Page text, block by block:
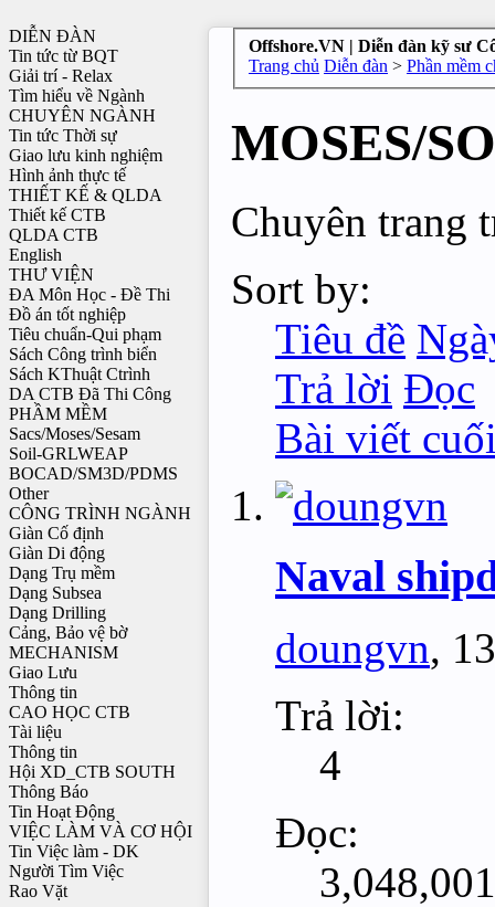
DIỄN ĐÀN
Tin tức từ BQT
Giải trí - Relax
Tìm hiểu về Ngành
CHUYÊN NGÀNH
Tin tức Thời sự
Giao lưu kinh nghiệm
Hình ảnh thực tế
THIẾT KẾ & QLDA
Thiết kế CTB
QLDA CTB
English
THƯ VIỆN
ĐA Môn Học - Đề Thi
Đồ án tốt nghiệp
Tiêu chuẩn-Qui phạm
Sách Công trình biển
Sách KThuật Ctrình
DA CTB Đã Thi Công
PHẦM MỀM
Sacs/Moses/Sesam
Soil-GRLWEAP
BOCAD/SM3D/PDMS
Other
CÔNG TRÌNH NGÀNH
Giàn Cố định
Giàn Di động
Dạng Trụ mềm
Dạng Subsea
Dạng Drilling
Cảng, Bảo vệ bờ
MECHANISM
Giao Lưu
Thông tin
CAO HỌC CTB
Tài liệu
Thông tin
Hội XD_CTB SOUTH
Thông Báo
Tin Hoạt Động
VIỆC LÀM VÀ CƠ HỘI
Tin Việc làm - DK
Người Tìm Việc
Rao Vặt
Offshore.VN | Diễn đàn kỹ sư
Trang chủ Diễn đàn > Phần mềm
MOSES/
Chuyên trang
Sort by:
Tiêu đề
Trả lời Đọc
Bài viết
Naval
doungvn,
Trả lời:
4
Đọc:
3,048,001